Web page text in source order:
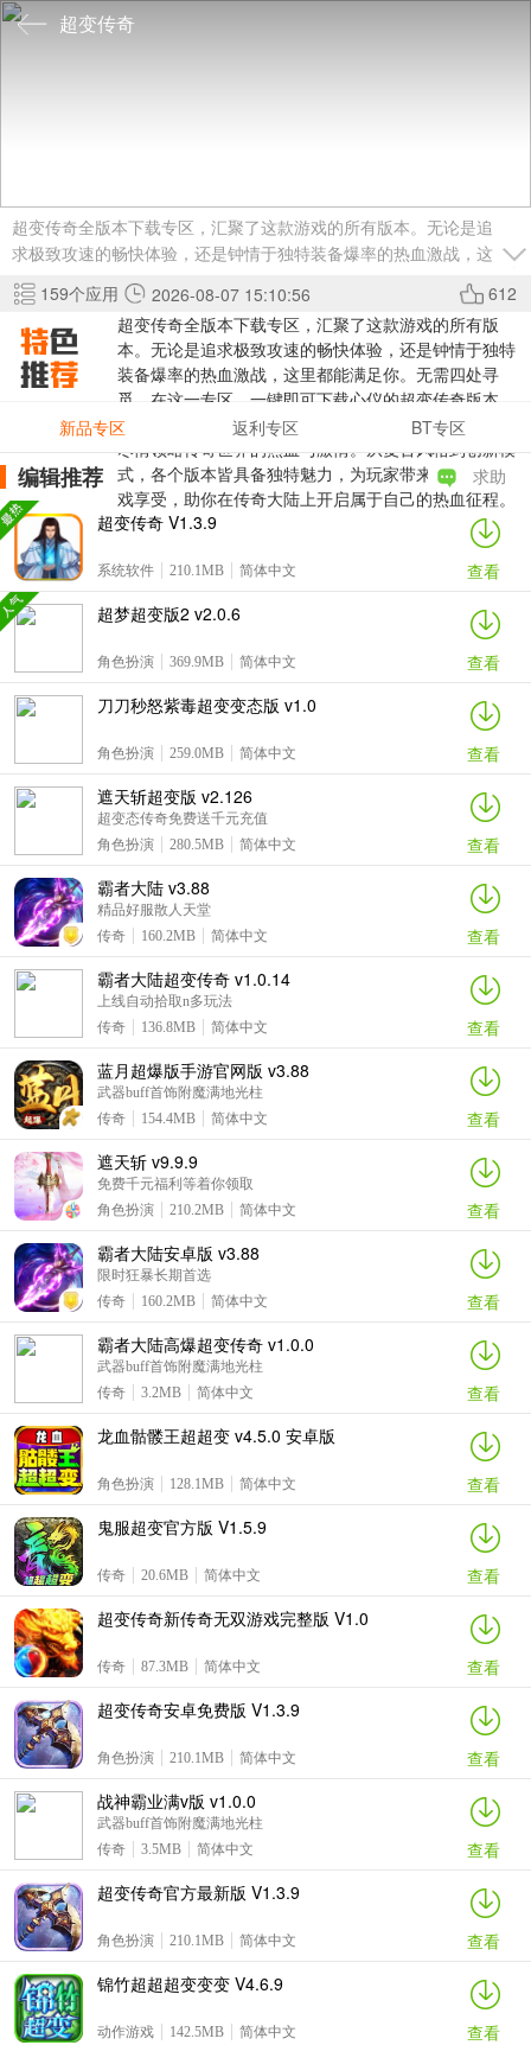
超变传奇
超变传奇全版本下载专区，汇聚了这款游戏的所有版本。无论是追
求极致攻速的畅快体验，还是钟情于独特装备爆率的热血激战，这
里都能满足你。无需四处寻觅，在这一专区，一键即可下载心仪的
超变传奇版本。游戏以其丰富多样的玩法，如经典的沙城争霸，让
玩家尽情领略传奇世界的热血与激情。从复古风格到创新模式，各
个版本皆具备独特魅力，为玩家带来沉浸式的游戏享受，助你在传
奇大陆上开启属于自己的热血征程。
159个应用 2026-08-07 15:10:56
612
超变传奇全版本下载专区，汇聚了这款游戏的所有版
本。无论是追求极致攻速的畅快体验，还是钟情于独特
装备爆率的热血激战，这里都能满足你。无需四处寻
觅，在这一专区，一键即可下载心仪的超变传奇版本。
游戏以其丰富多样的玩法，如经典的沙城争霸，让玩家
尽情领略传奇世界的热血与激情。从复古风格到创新模
式，各个版本皆具备独特魅力，为玩家带来沉浸式的游
戏享受，助你在传奇大陆上开启属于自己的热血征程。
新品专区 返利专区 BT专区
编辑推荐
超变传奇 V1.3.9
系统软件 210.1MB 简体中文
查看
超梦超变版2 v2.0.6
角色扮演 369.9MB 简体中文
查看
刀刀秒怒紫毒超变变态版 v1.0
角色扮演 259.0MB 简体中文
查看
遮天斩超变版 v2.126
超变态传奇免费送千元充值
角色扮演
280.5MB 简体中文
查看
霸者大陆 v3.88
精品好服散人天堂
传奇
160.2MB 简体中文
查看
霸者大陆超变传奇 v1.0.14
上线自动拾取n多玩法
传奇
136.8MB 简体中文
查看
蓝月超爆版手游官网版 v3.88
武器buff首饰附魔满地光柱
传奇
154.4MB 简体中文
查看
遮天斩 v9.9.9
免费千元福利等着你领取
角色扮演
210.2MB 简体中文
查看
霸者大陆安卓版 v3.88
限时狂暴长期首选
传奇
160.2MB 简体中文
查看
霸者大陆高爆超变传奇 v1.0.0
武器buff首饰附魔满地光柱
传奇
3.2MB 简体中文
查看
龙血骷髅王超超变 v4.5.0 安卓版
角色扮演 128.1MB 简体中文
查看
鬼服超变官方版 V1.5.9
传奇 20.6MB 简体中文
查看
超变传奇新传奇无双游戏完整版 V1.0
传奇 87.3MB 简体中文
查看
超变传奇安卓免费版 V1.3.9
角色扮演 210.1MB 简体中文
查看
战神霸业满v版 v1.0.0
武器buff首饰附魔满地光柱
传奇
3.5MB 简体中文
查看
超变传奇官方最新版 V1.3.9
角色扮演 210.1MB 简体中文
查看
锦竹超超超变变变 V4.6.9
动作游戏 142.5MB 简体中文
查看
求助